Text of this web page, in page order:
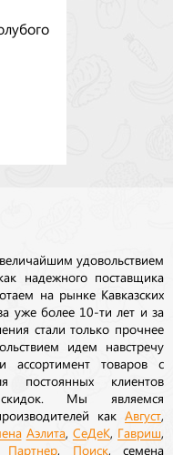
удовольствием
надежного поставщика
на рынке Кавказских
уже более 10-ти лет и за
стали только прочнее
идем навстречу
ассортимент товаров с
постоянных клиентов
скидок. Мы являемся
как Август
Аэлита, СеДеК, Гавриш
Партнер Поиск, семена